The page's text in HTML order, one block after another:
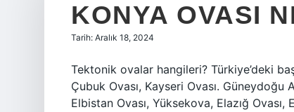
KONYA OVASI
Tarih: Aralık 18, 2024
Tektonik ovalar hangileri? Türkiye’deki
Çubuk Ovası, Kayseri Ovası.
Elbistan Ovası, Yüksekova, Elazığ